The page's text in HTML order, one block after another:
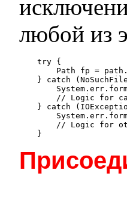
любой из
try {
Path fp =
} catch
// Logic for
} catch
// Logic for